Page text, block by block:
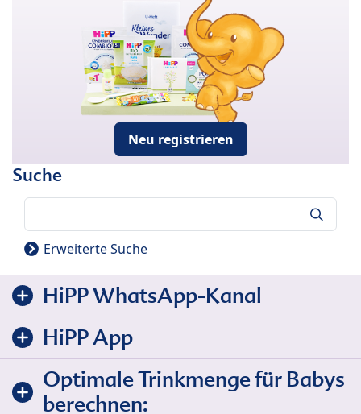
Neu registrieren
Suche
Erweiterte Suche
HiPP WhatsApp-Kanal
HiPP App
Optimale Trinkmenge für Babys
berechnen: